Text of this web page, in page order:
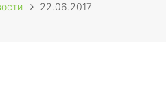
22.06.2017